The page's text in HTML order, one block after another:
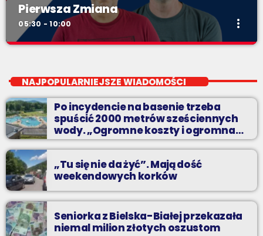
Pierwsza Zmiana
05:30 - 10:00 more_vert
Codziennie od poniedziałku do piątku od 5:30 do 10.
NAJPOPULARNIEJSZE WIADOMOŚCI
Po incydencie na basenie trzeba
spuścić 2000 metrów sześciennych
wody. „Ogromne koszty i ogromna
praca”
„Tu się nie da żyć”. Mają dość
weekendowych korków
Seniorka z Bielska-Białej przekazała
niemal milion złotych oszustom